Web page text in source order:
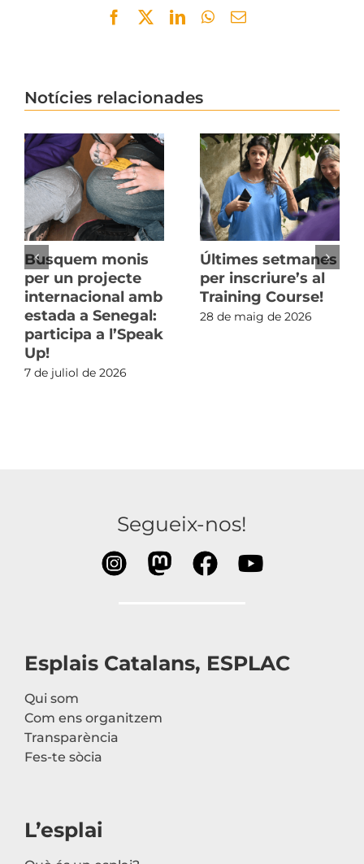
Facebook
TwitterLinkedInWhatsApp
Email
Notícies relacionades
Busquem monis
per un projecte
internacional amb
estada a Senegal:
participa a l’Speak
Up!
7 de juliol de 2026
Últimes setmanes
per inscriure’s al
Training Course!
28 de maig de 2026
Segueix-nos!
Esplais Catalans, ESPLAC
Qui som
Com ens organitzem
Transparència
Fes-te sòcia
L’esplai